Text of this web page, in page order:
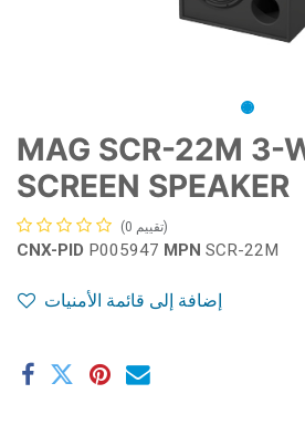
MAG SCR-22M 3-
SCREEN SPEAKER
(تقييم 0)
CNX-PID P005947 MPN SCR-22M
إضافة إلى قائمة الأمنيات